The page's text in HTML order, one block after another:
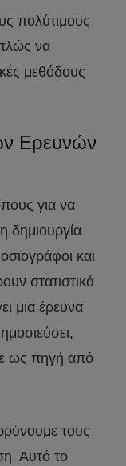
πολύτιμους
να
μεθόδους
Ερευνών
για να
δημιουργία
και
στατιστικά
μια έρευνα
ως πηγή από
τους
Αυτό το